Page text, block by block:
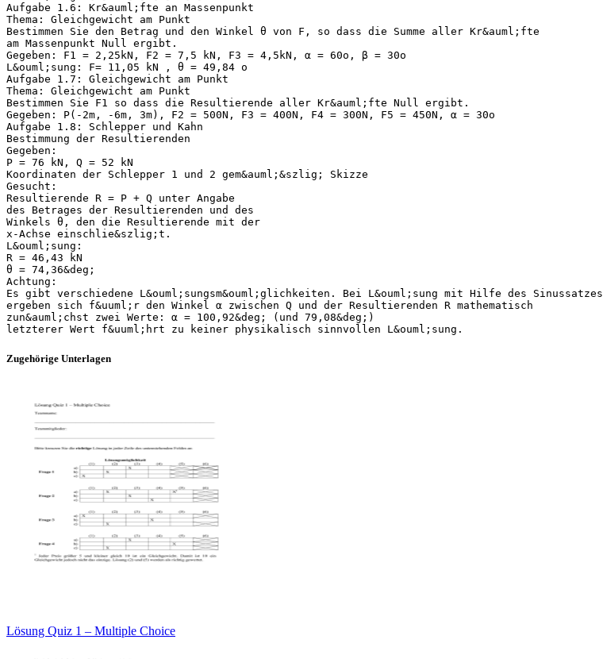
Aufgabe 1.6: Kr&auml;fte an Massenpunkt
Thema: Gleichgewicht am Punkt
Bestimmen Sie den Betrag und den Winkel θ von F, so dass die Summe aller Kr&auml;fte
am Massenpunkt Null ergibt.
Gegeben: F1 = 2,25kN, F2 = 7,5 kN, F3 = 4,5kN, α = 60o, β = 30o
L&ouml;sung: F= 11,05 kN , θ = 49,84 o
Aufgabe 1.7: Gleichgewicht am Punkt
Thema: Gleichgewicht am Punkt
Bestimmen Sie F1 so dass die Resultierende aller Kr&auml;fte Null ergibt.
Gegeben: P(-2m, -6m, 3m), F2 = 500N, F3 = 400N, F4 = 300N, F5 = 450N, α = 30o
Aufgabe 1.8: Schlepper und Kahn
Bestimmung der Resultierenden
Gegeben:
P = 76 kN, Q = 52 kN
Koordinaten der Schlepper 1 und 2 gem&auml;&szlig; Skizze
Gesucht:
Resultierende R = P + Q unter Angabe
des Betrages der Resultierenden und des
Winkels θ, den die Resultierende mit der
x-Achse einschlie&szlig;t.
L&ouml;sung:
R = 46,43 kN
θ = 74,36&deg;
Achtung:
Es gibt verschiedene L&ouml;sungsm&ouml;glichkeiten. Bei L&ouml;sung mit Hilfe des Sinussatzes
ergeben sich f&uuml;r den Winkel α zwischen Q und der Resultierenden R mathematisch
zun&auml;chst zwei Werte: α = 100,92&deg; (und 79,08&deg;)
Zugehörige Unterlagen
Lösung Quiz 1 – Multiple Choice